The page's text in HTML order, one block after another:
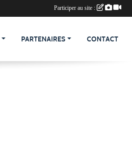
PARTENAIRES CONTACT
Participer au site :